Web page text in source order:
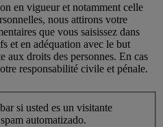
en vigueur et notamment celle
nous attirons votre
que vous saisissez dans
et en adéquation avec le but
aux droits des personnes. En cas
responsabilité civile et pénale.
si usted es un visitante
automatizado.